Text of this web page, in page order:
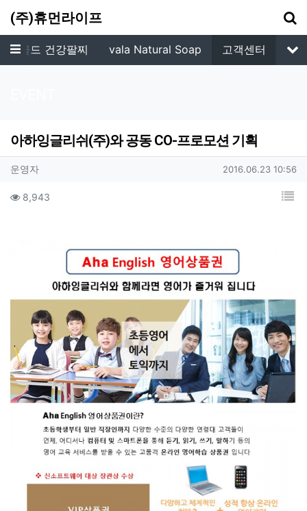
(주)휴먼라이프
메뉴
파골드 건강팔찌 vala Natural Soap
고객센터
아하잉글리쉬(주)와 공동 CO-프로모션 기획
작성자 정보
운영자작성 작성일
2016.06.23 10:56
컨텐츠 정보
8,943 목